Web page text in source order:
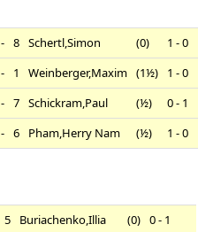
- 8 Schertl,Simon (0)
1 - 0
- 1 Weinberger,Maxim (1½)
1 - 0
- 7 Schickram,Paul (½)
0 - 1
- 6 Pham,Herry Nam (½) 1 - 0
5 Buriachenko,Illia (0) 0 - 1